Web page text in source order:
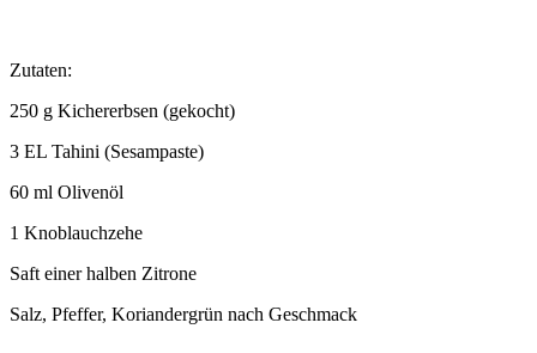
Zutaten:
250 g Kichererbsen (gekocht)
3 EL Tahini (Sesampaste)
60 ml Olivenöl
1 Knoblauchzehe
Saft einer halben Zitrone
Salz, Pfeffer, Koriandergrün nach Geschmack